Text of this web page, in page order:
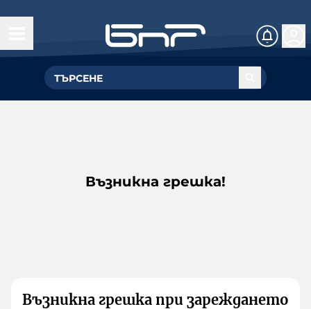
Възникна грешка!
Възникна грешка при зареждането